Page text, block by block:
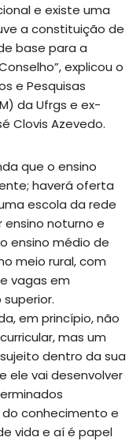
e existe uma
a constituição de
base para a
explicou o
e Pesquisas
da Ufrgs e ex-
Clovis Azevedo.
que o ensino
haverá oferta
escola da rede
noturno e
ensino médio de
meio rural, com
vagas em
em princípio, não
mas um
dentro da sua
ele vai desenvolver
conhecimento e
vida e aí é papel